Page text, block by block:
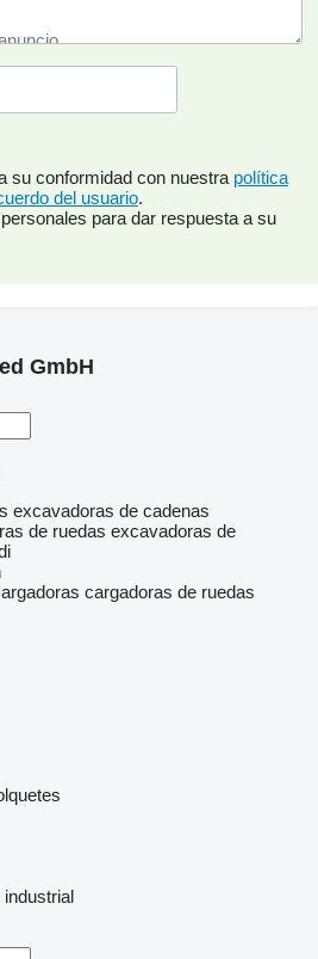
su conformidad con nuestra política
del usuario.
para dar respuesta a su
GmbH
excavadoras de cadenas
de ruedas excavadoras de
cargadoras de ruedas